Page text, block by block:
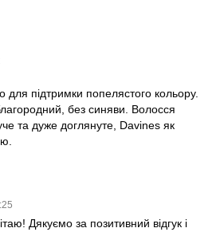
для підтримки попелястого кольору.
без синяви. Волосся
та дуже доглянуте, Davines як
Дякуємо за позитивний відгук і